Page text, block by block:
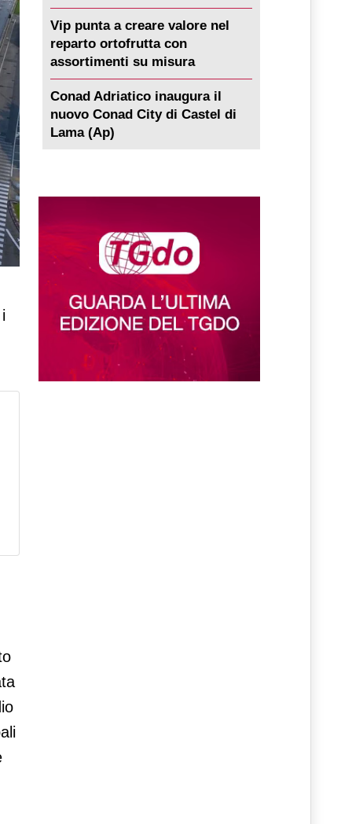
Vip punta a creare valore nel
reparto ortofrutta con
assortimenti su misura
Conad Adriatico inaugura il
nuovo Conad City di Castel di
Lama (Ap)